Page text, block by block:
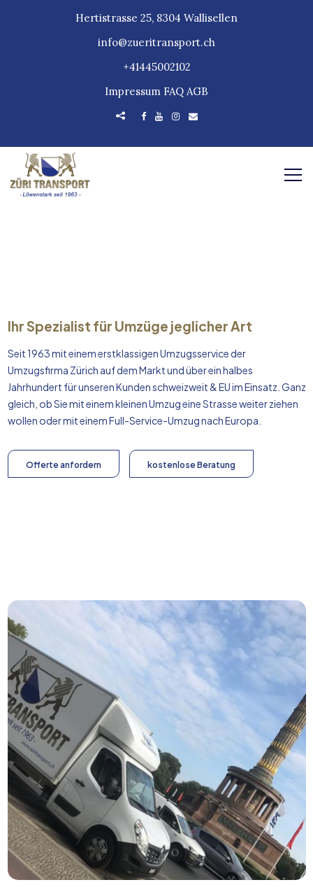
Hertistrasse 25, 8304 Wallisellen
info@zueritransport.ch
+41445002102
Impressum FAQ AGB
Ihr Spezialist für Umzüge jeglicher Art
Seit 1963 mit einem erstklassigen Umzugsservice der
Umzugsfirma Zürich auf dem Markt und über ein halbes
Jahrhundert für unseren Kunden schweizweit & EU im Einsatz. Ganz
gleich, ob Sie mit einem kleinen Umzug eine Strasse weiter ziehen
wollen oder mit einem Full-Service-Umzug nachEuropa
Offerte anfordern kostenlose Beratung